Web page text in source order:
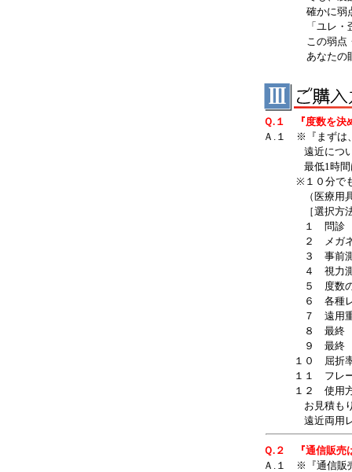
確かに弱点・
「ユレ・歪み
この弱点・短
あなたの眼と
Ｑ.１ 『度数を決
Ａ.１ ※『まずは
遠近について
最低1時間は
※１０分でも出
（医療用具を
［選択方法
１ 問診 （使用
２ メガネ歴の
３ 事前測定（
４ 視力測定ま
５ 度数の設
６ 各種レンズ
７ 遠用重視？
８ 最終 レン
９ 最終 遠用
１０ 屈折率・
１１ フレーム
１２ 使用方法
お見積もり⇒
遠近両用レン
Ｑ.２ 『通信販売
Ａ.１ ※『通信販